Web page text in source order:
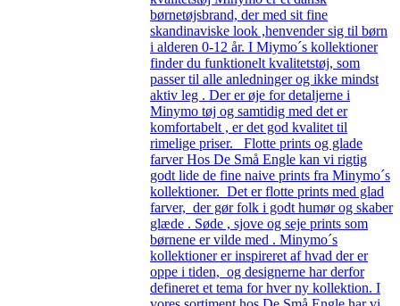
børnetøjsbrand, der med sit fine
skandinaviske look ,henvender sig til børn
i alderen 0-12 år. I Miymo´s kollektioner
finder du funktionelt kvalitetstøj, som
passer til alle anledninger og ikke mindst
aktiv leg . Der er øje for detaljerne i
Minymo tøj og samtidig med det er
komfortabelt , er det god kvalitet til
rimelige priser. Flotte prints og glade
farver Hos De Små Engle kan vi rigtig
godt lide de fine naive prints fra Minymo´s
kollektioner. Det er flotte prints med glad
farver, der gør folk i godt humør og skaber
glæde . Søde , sjove og seje prints som
børnene er vilde med . Minymo´s
kollektioner er inspireret af hvad der er
oppe i tiden, og designerne har derfor
defineret et tema for hver ny kollektion. I